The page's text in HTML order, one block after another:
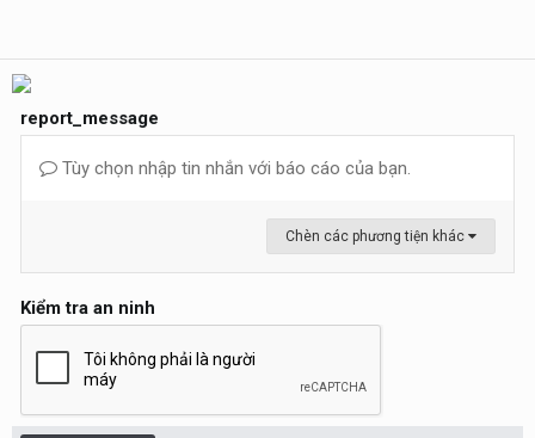
report_message
Tùy chọn nhập tin nhắn với báo cáo của bạn.
Chèn các phương tiện khác
Kiểm tra an ninh